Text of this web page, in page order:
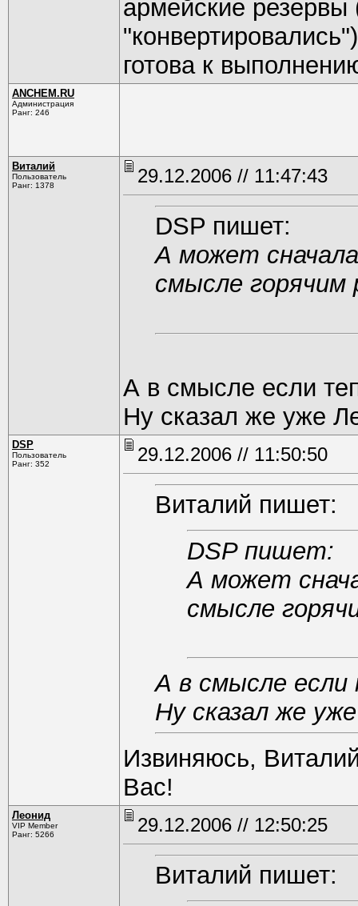
армейские резервы
готова к
ANCHEM.RU
Администрация
Ранг: 246
Виталий
Пользователь
Ранг: 1378
29.12.2006 // 11:47:43
DSP пишет:
А может
смысле
А в смысле если
Ну сказал же уже
DSP
Пользователь
Ранг: 352
29.12.2006 // 11:50:50
Виталий пишет:
DSP пишет:
А может
смысле
А в смысле
Ну сказал же
Извиняюсь,
Вас!
Леонид
VIP Member
Ранг: 5266
29.12.2006 // 12:50:25
Виталий пишет: